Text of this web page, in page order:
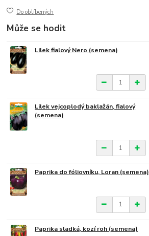
Do oblíbených
Může se hodit
Lilek fialový Nero (semena)
Lilek vejcoplodý baklažán, fialový
(semena)
Paprika do fóliovníku, Loran (semena)
Paprika sladká, kozí roh (semena)